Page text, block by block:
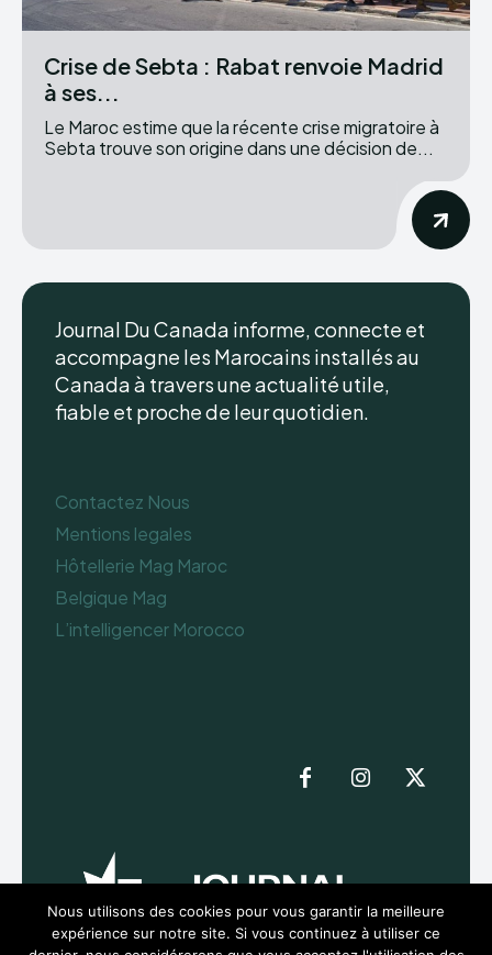
Crise de Sebta : Rabat renvoie Madrid
à ses...
Le Maroc estime que la récente crise migratoire à
Sebta trouve son origine dans une décision de...
Journal Du Canada informe, connecte et
accompagne les Marocains installés au
Canada à travers une actualité utile,
fiable et proche de leur quotidien.
Contactez Nous
Mentions legales
Hôtellerie Mag Maroc
Belgique Mag
L’intelligencer Morocco
Nous utilisons des cookies pour vous garantir la meilleure
expérience sur notre site. Si vous continuez à utiliser ce